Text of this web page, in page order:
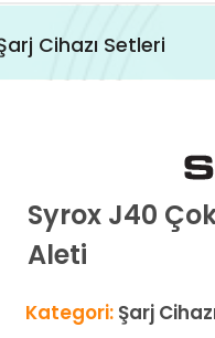
Cihazı Setleri
Syrox J40
Aleti
Kategori: Şarj